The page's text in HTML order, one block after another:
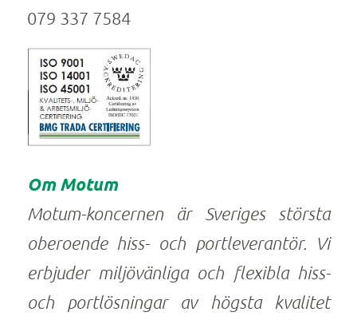
079 337 7584
Om Motum
Motum-koncernen är Sveriges största
oberoende hiss- och portleverantör. Vi
erbjuder miljövänliga och flexibla hiss-
och portlösningar av högsta kvalitet